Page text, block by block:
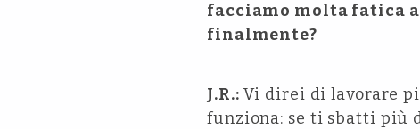
facciamo molta fatica
finalmente?
J.R.: Vi direi di lavorare
funziona: se ti sbatti più